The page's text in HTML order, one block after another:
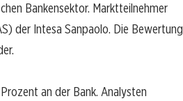
Bankensektor. Marktteilnehmer
der Intesa Sanpaolo. Die Bewertung
an der Bank. Analysten